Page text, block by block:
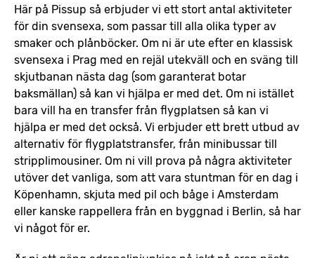
Här på Pissup så erbjuder vi ett stort antal aktiviteter
för din svensexa, som passar till alla olika typer av
smaker och plånböcker. Om ni är ute efter en klassisk
svensexa i Prag med en rejäl utekväll och en sväng till
skjutbanan nästa dag (som garanterat botar
baksmällan) så kan vi hjälpa er med det. Om ni istället
bara vill ha en transfer från flygplatsen så kan vi
hjälpa er med det också. Vi erbjuder ett brett utbud av
alternativ för flygplatstransfer, från minibussar till
stripplimousiner. Om ni vill prova på några aktiviteter
utöver det vanliga, som att vara stuntman för en dag i
Köpenhamn, skjuta med pil och båge i Amsterdam
eller kanske rappellera från en byggnad i Berlin, så har
vi något för er.